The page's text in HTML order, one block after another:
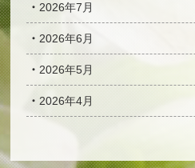
2026年7月
2026年6月
2026年5月
2026年4月